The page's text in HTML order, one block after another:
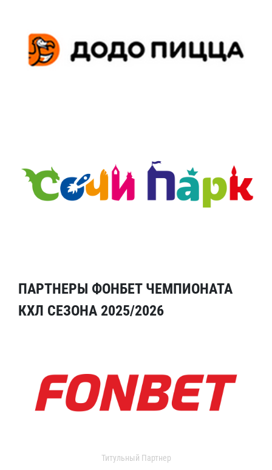
ПАРТНЕРЫ ФОНБЕТ ЧЕМПИОНАТА
КХЛ СЕЗОНА 2025/2026
Титульный Партнер